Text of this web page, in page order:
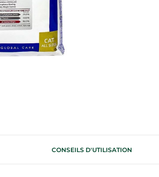
CONSEILS D'UTILISATION